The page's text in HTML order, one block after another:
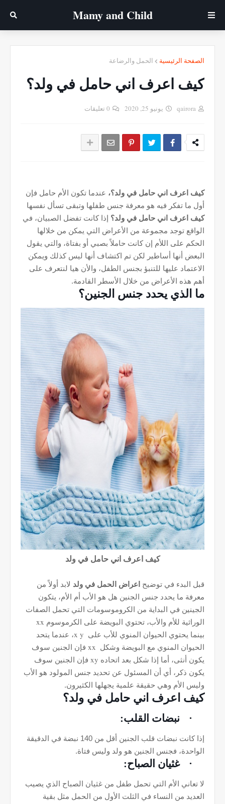
Mamy ‎and ‎Child
الصفحة الرئيسية الحمل والرضاعة
كيف اعرف اني حامل في ولد؟
qairora يونيو 25, 2020 0 تعليقات
كيف اعرف اني حامل في ولد؟، عندما تكون الأم حامل فإن
أول ما تفكر فيه هو معرفة جنس طفلها وتبقى تسأل نفسها
كيف اعرف اني حامل في ولد؟ إذا كانت تفضل الصبيان، في
الواقع توجد مجموعة من الأعراض التي يمكن من خلالها
الحكم على اللأم إن كانت حاملاً بصبي أو بفتاة، والتي يقول
البعض أنها أساطير لكن تم اكتشاف أنها ليس كذلك ويمكن
الاعتماد عليها للتنبؤ بجنس الطفل، والأن هيا لنتعرف على
أهم هذه الأعراض من خلال الأسطر القادمة.
ما الذي يحدد جنس الجنين؟
كيف اعرف اني حامل في ولد
قبل البدء في توضيح اعراض الحمل في ولد لابد أولاً من
معرفة ما يحدد جنس الجنين هل هو الأب أم الأم، يتكون
الجينين في البداية من الكروموسومات التي تحمل الصفات
الوراثية للأم والأب، تحتوي البويضة على الكرموسوم xx
بينما يحتوي الحيوان المنوي للأب على x y، عندما يتحد
الحيوان المنوي مع البويضة وشكل xx فإن الجنين سوف
يكون أنثى، أما إذا شكل بعد اتحاده xy فإن الجنين سوف
يكون ذكر، أي أن المسئول عن تحديد جنس المولود هو الأب
وليس الأم وهي حقيقة علمية يجهلها الكثيرون.
كيف اعرف اني حامل في ولد؟
· نبضات القلب:
إذا كانت نبضات قلب الجنين أقل من 140 نبضة في الدقيقة
الواحدة، فجنس الجنين هو ولد وليس فتاة.
· غثيان الصباح:
لا تعاني الأم التي تحمل طفل من غثيان الصباح الذي يصيب
العديد من النساء في الثلت الأول من الحمل مثل بقية